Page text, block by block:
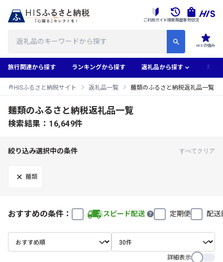
HISの強み
ご利用ガイド検索履歴寄附状況
旅行関連から探す ランキングから探す 返礼品から探す 地域
HISふるさと納税サイト 返礼品一覧 麺類のふるさと納税返礼品一覧
麺類のふるさと納税返礼品一覧
検索結果：16,649件
絞り込み選択中の条件 すべてクリア
麺類
おすすめの条件： スピード配送 定期便 配送
詳細表示